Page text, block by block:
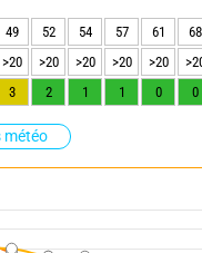
météo
49 52 54 57 61
68
>20 >20 >20 >20 >20
3 2 1 1 0 0